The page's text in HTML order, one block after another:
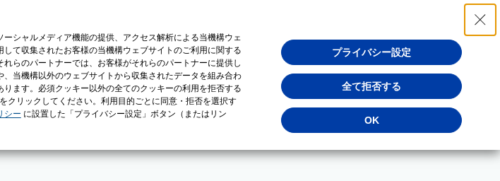
シャルメディア機能の提供、アクセス解析による当機構ウェ
て収集されたお客様の当機構ウェブサイトのご利用に関する
らのパートナーでは、お客様がそれらのパートナーに提供し
当機構以外のウェブサイトから収集されたデータを組み合わ
ます。必須クッキー以外の全てのクッキーの利用を拒否する
クリックしてください。利用目的ごとに同意・拒否を選択す
シー に設置した「プライバシー設定」ボタン（またはリン
プライバシー設定
全て拒否する
OK